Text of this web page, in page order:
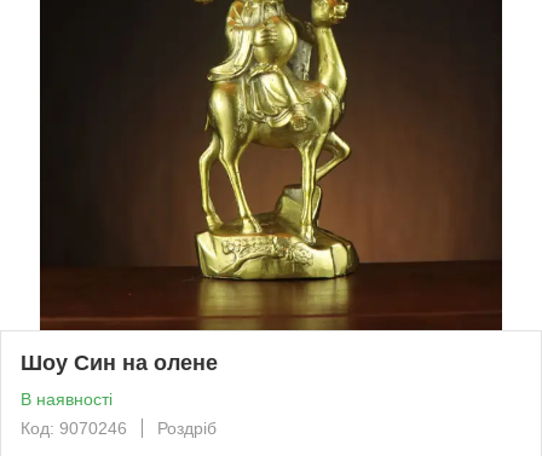
Шоу Син на олене
В наявності
Код: 9070246
Роздріб